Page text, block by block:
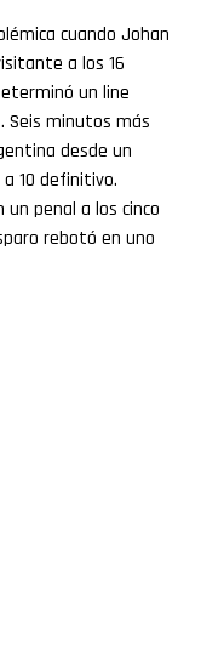
cuando Johan
a los 16
un line
Seis minutos más
desde un
10 definitivo.
penal a los cinco
rebotó en uno